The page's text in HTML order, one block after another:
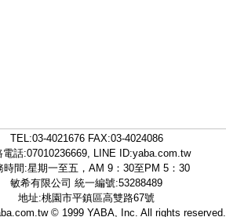
TEL:03-4021676FAX:03-4024086
電話:07010236669, LINE ID:yaba.com.tw
時間:星期一至五，AM 9：30至PM 5：30
敏希有限公司 統一編號:53288489
地址:桃園市平鎮區高雙路67號
© 1999 YABA, Inc. All rights reserved.